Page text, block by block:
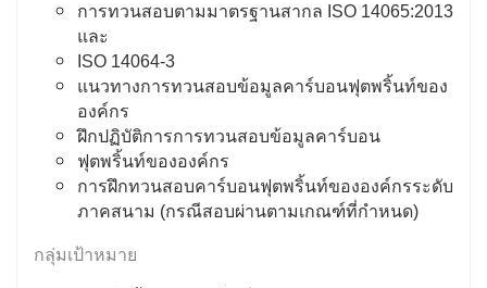
การทวนสอบตามมาตรฐานสากล ISO 14065:2013
และ
ISO 14064-3
แนวทางการทวนสอบข้อมูลคาร์บอนฟุตพริ้นท์ของ
องค์กร
ฝึกปฏิบัติการการทวนสอบข้อมูลคาร์บอน
ฟุตพริ้นท์ขององค์กร
การฝึกทวนสอบคาร์บอนฟุตพริ้นท์ขององค์กรระดับ
ภาคสนาม (กรณีสอบผ่านตามเกณฑ์ที่กำหนด)
กลุ่มเป้าหมาย